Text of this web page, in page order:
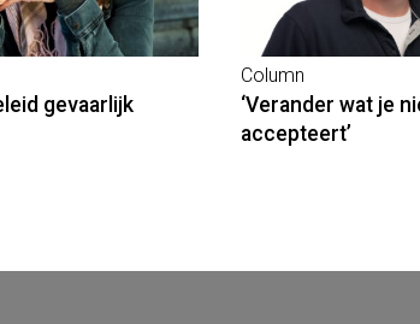
gevaarlijk
Column
‘Verander wat je
accepteert’